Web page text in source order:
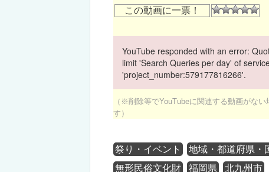
この動画に一票！
YouTube responded with an error:
limit 'Search Queries per day' of
'project_number:579177816266'.
（※削除等でYouTubeに関連する動画がな
す）
祭り・イベント 地域・都道府県・
無形民俗文化財
福岡県 北九州市